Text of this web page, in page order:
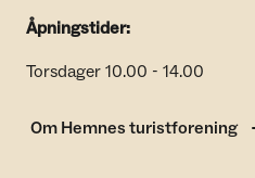
Åpningstider:
Torsdager 10.00 - 14.00
Om Hemnes turistforening